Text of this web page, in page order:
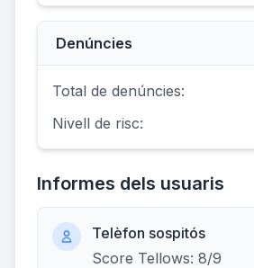
Denúncies
Total de denúncies:
Nivell de risc:
Informes dels usuaris
Telèfon sospitós
Score Tellows: 8/9